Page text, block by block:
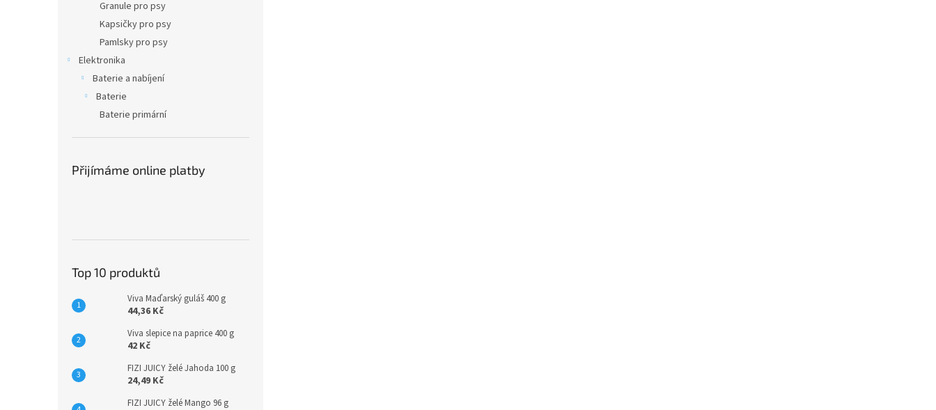
Granule pro psy
Kapsičky pro psy
Pamlsky pro psy
Elektronika
Baterie a nabíjení
Baterie
Baterie primární
Přijímáme online platby
Top 10 produktů
Viva Maďarský guláš 400 g
44,36 Kč
Viva slepice na paprice 400 g
42 Kč
FIZI JUICY želé Jahoda 100 g
24,49 Kč
FIZI JUICY želé Mango 96 g